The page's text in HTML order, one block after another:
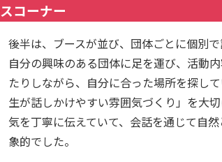
コーナー
後半は、ブースが並び、団体ごとに個別
自分の興味のある団体に足を運び、活動
たりしながら、自分に合った場所を探し
生が話しかけやすい雰囲気づくり」を大
気を丁寧に伝えていて、会話を通じて自
象的でした。